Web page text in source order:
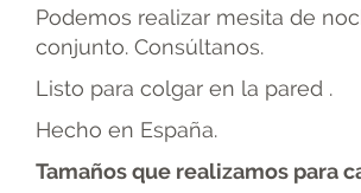
Podemos realizar mesita de
conjunto. Consúltanos.
Listo para colgar en la pared .
Hecho en España.
Tamaños que realizamos para